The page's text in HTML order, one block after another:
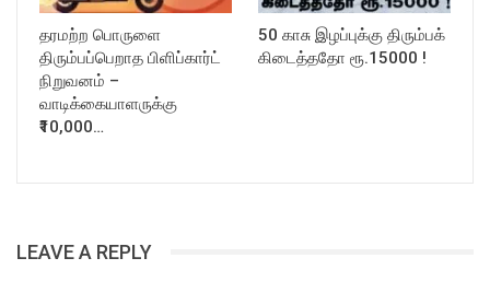
தரமற்ற பொருளை
திரும்பப்பெறாத பிளிப்கார்ட்
நிறுவனம் –
வாடிக்கையாளருக்கு
₹10,000…
50 காசு இழப்புக்கு திரும்பக்
கிடைத்ததோ ரூ.15000 !
LEAVE A REPLY